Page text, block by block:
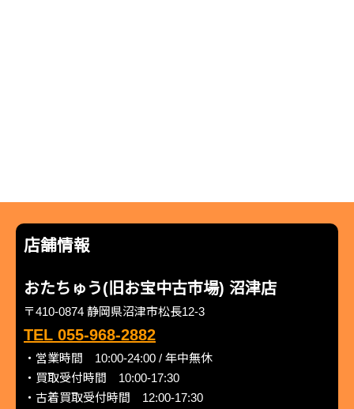
店舗情報
おたちゅう(旧お宝中古市場) 沼津店
〒410-0874 静岡県沼津市松長12-3
TEL 055-968-2882
・営業時間 10:00-24:00 / 年中無休
・買取受付時間 10:00-17:30
・古着買取受付時間 12:00-17:30